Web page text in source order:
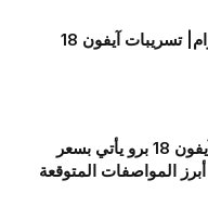
من 8 إلى 9 جيجا رام| تسريبات آيفون 18
ارتفاع في السعر| آيفون 18 برو يأتي بسعر